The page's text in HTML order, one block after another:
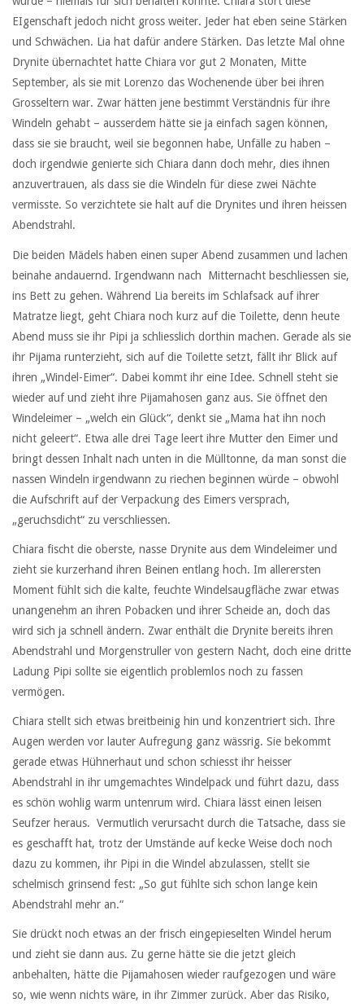
EIgenschaft jedoch nicht gross weiter. Jeder hat eben seine Stärken
und Schwächen. Lia hat dafür andere Stärken. Das letzte Mal ohne
Drynite übernachtet hatte Chiara vor gut 2 Monaten, Mitte
September, als sie mit Lorenzo das Wochenende über bei ihren
Grosseltern war. Zwar hätten jene bestimmt Verständnis für ihre
Windeln gehabt – ausserdem hätte sie ja einfach sagen können,
dass sie sie braucht, weil sie begonnen habe, Unfälle zu haben –
doch irgendwie genierte sich Chiara dann doch mehr, dies ihnen
anzuvertrauen, als dass sie die Windeln für diese zwei Nächte
vermisste. So verzichtete sie halt auf die Drynites und ihren heissen
Abendstrahl.
Die beiden Mädels haben einen super Abend zusammen und lachen
beinahe andauernd. Irgendwann nach Mitternacht beschliessen sie,
ins Bett zu gehen. Während Lia bereits im Schlafsack auf ihrer
Matratze liegt, geht Chiara noch kurz auf die Toilette, denn heute
Abend muss sie ihr Pipi ja schliesslich dorthin machen. Gerade als sie
ihr Pijama runterzieht, sich auf die Toilette setzt, fällt ihr Blick auf
ihren „Windel-Eimer“. Dabei kommt ihr eine Idee. Schnell steht sie
wieder auf und zieht ihre Pijamahosen ganz aus. Sie öffnet den
Windeleimer – „welch ein Glück“, denkt sie „Mama hat ihn noch
nicht geleert“. Etwa alle drei Tage leert ihre Mutter den Eimer und
bringt dessen Inhalt nach unten in die Mülltonne, da man sonst die
nassen Windeln irgendwann zu riechen beginnen würde – obwohl
die Aufschrift auf der Verpackung des Eimers versprach,
„geruchsdicht“ zu verschliessen.
Chiara fischt die oberste, nasse Drynite aus dem Windeleimer und
zieht sie kurzerhand ihren Beinen entlang hoch. Im allerersten
Moment fühlt sich die kalte, feuchte Windelsaugfläche zwar etwas
unangenehm an ihren Pobacken und ihrer Scheide an, doch das
wird sich ja schnell ändern. Zwar enthält die Drynite bereits ihren
Abendstrahl und Morgenstruller von gestern Nacht, doch eine dritte
Ladung Pipi sollte sie eigentlich problemlos noch zu fassen
vermögen.
Chiara stellt sich etwas breitbeinig hin und konzentriert sich. Ihre
Augen werden vor lauter Aufregung ganz wässrig. Sie bekommt
gerade etwas Hühnerhaut und schon schiesst ihr heisser
Abendstrahl in ihr umgemachtes Windelpack und führt dazu, dass
es schön wohlig warm untenrum wird. Chiara lässt einen leisen
Seufzer heraus. Vermutlich verursacht durch die Tatsache, dass sie
es geschafft hat, trotz der Umstände auf kecke Weise doch noch
dazu zu kommen, ihr Pipi in die Windel abzulassen, stellt sie
schelmisch grinsend fest: „So gut fühlte sich schon lange kein
Abendstrahl mehr an.“
Sie drückt noch etwas an der frisch eingepieselten Windel herum
und zieht sie dann aus. Zu gerne hätte sie die jetzt gleich
anbehalten, hätte die Pijamahosen wieder raufgezogen und wäre
so, wie wenn nichts wäre, in ihr Zimmer zurück. Aber das Risiko,